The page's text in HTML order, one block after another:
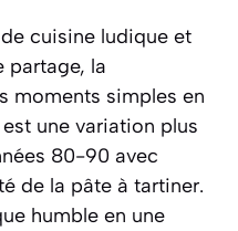
cuisine ludique et
partage, la
moments simples en
une variation plus
80-90 avec
de la pâte à tartiner.
humble en une